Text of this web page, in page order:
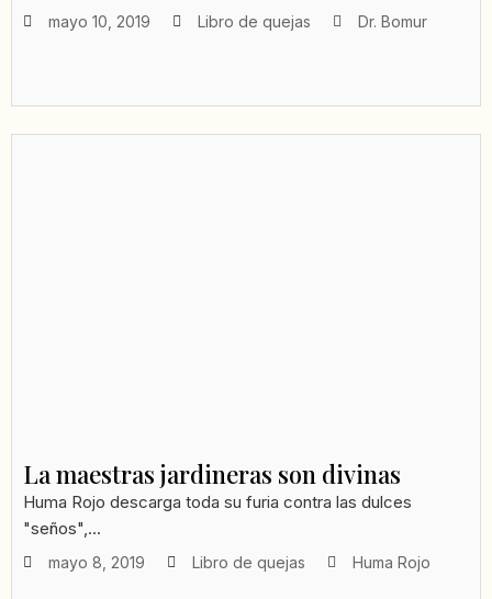
mayo 10, 2019 Libro de quejas Dr. Bomur
La maestras jardineras son divinas
Huma Rojo descarga toda su furia contra las dulces
"seños",...
mayo 8, 2019 Libro de quejas Huma Rojo